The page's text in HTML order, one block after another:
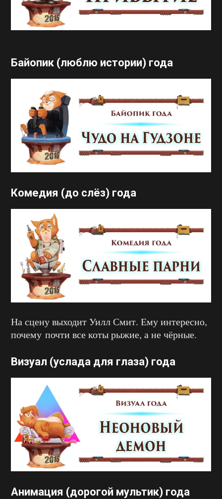
Байопик (люблю истории) года
Комедия (до слёз) года
На сцену выходит Уилл Смит. Ему интересно,
почему почти все коты рыжие, а не чёрные.
Визуал (услада для глаза) года
Анимация (дорогой мультик) года